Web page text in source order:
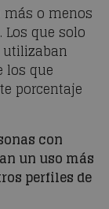
más o menos
que solo
los que
porcentaje
con
un uso más
perfiles de